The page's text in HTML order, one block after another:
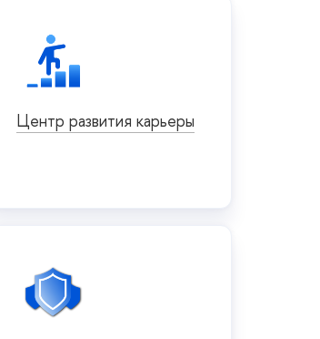
Центр развития карьеры